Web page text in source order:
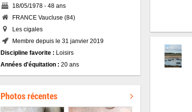
18/05/1978 - 48 ans
FRANCE Vaucluse (84)
Les cigales
Membre depuis le 31 janvier 2019
Discipline favorite : Loisirs
Années d'équitation : 20 ans
Photos récentes